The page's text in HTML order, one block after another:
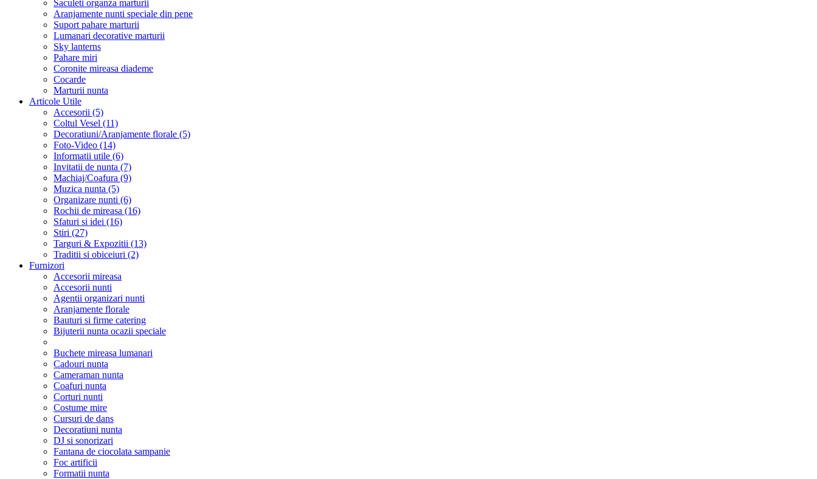
Saculeti organza marturii
Aranjamente nunti speciale din pene
Suport pahare marturii
Lumanari decorative marturii
Sky lanterns
Pahare miri
Coronite mireasa diademe
Cocarde
Marturii nunta
Articole Utile
Accesorii (5)
Coltul Vesel (11)
Decoratiuni/Aranjamente florale (5)
Foto-Video (14)
Informatii utile (6)
Invitatii de nunta (7)
Machiaj/Coafura (9)
Muzica nunta (5)
Organizare nunti (6)
Rochii de mireasa (16)
Sfaturi si idei (16)
Stiri (27)
Targuri & Expozitii (13)
Traditii si obiceiuri (2)
Furnizori
Accesorii mireasa
Accesorii nunti
Agentii organizari nunti
Aranjamente florale
Bauturi si firme catering
Bijuterii nunta ocazii speciale
Buchete mireasa lumanari
Cadouri nunta
Cameraman nunta
Coafuri nunta
Corturi nunti
Costume mire
Cursuri de dans
Decoratiuni nunta
DJ si sonorizari
Fantana de ciocolata sampanie
Foc artificii
Formatii nunta